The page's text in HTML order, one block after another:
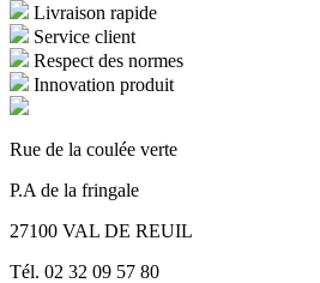
Livraison rapide
Service client
Respect des normes
Innovation produit
Rue de la coulée verte
P.A de la fringale
27100 VAL DE REUIL
Tél. 02 32 09 57 80